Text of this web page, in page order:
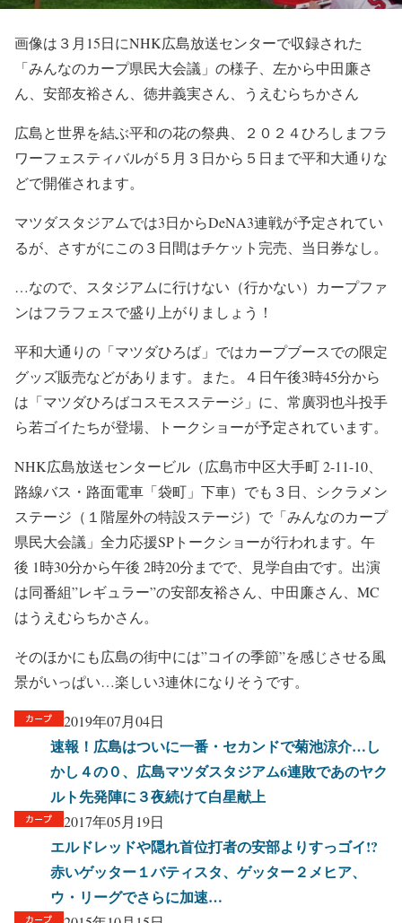
画像は３月15日にNHK広島放送センターで収録された
「みんなのカープ県民大会議」の様子、左から中田廉さ
ん、安部友裕さん、徳井義実さん、うえむらちかさん
広島と世界を結ぶ平和の花の祭典、２０２４ひろしまフラ
ワーフェスティバルが５月３日から５日まで平和大通りな
どで開催されます。
マツダスタジアムでは3日からDeNA3連戦が予定されてい
るが、さすがにこの３日間はチケット完売、当日券なし。
…なので、スタジアムに行けない（行かない）カープファ
ンはフラフェスで盛り上がりましょう！
平和大通りの「マツダひろば」ではカープブースでの限定
グッズ販売などがあります。また。４日午後3時45分から
は「マツダひろばコスモスステージ」に、常廣羽也斗投手
ら若ゴイたちが登場、トークショーが予定されています。
NHK広島放送センタービル（広島市中区大手町 2-11-10、
路線バス・路面電車「袋町」下車）でも３日、シクラメン
ステージ（１階屋外の特設ステージ）で「みんなのカープ
県民大会議」全力応援SPトークショーが行われます。午
後 1時30分から午後 2時20分までで、見学自由です。出演
は同番組”レギュラー”の安部友裕さん、中田廉さん、MC
はうえむらちかさん。
そのほかにも広島の街中には”コイの季節”を感じさせる風
景がいっぱい…楽しい3連休になりそうです。
2019年07月04日
速報！広島はついに一番・セカンドで菊池涼介…し
かし４の０、広島マツダスタジアム6連敗であのヤク
ルト先発陣に３夜続けて白星献上
2017年05月19日
エルドレッドや隠れ首位打者の安部よりすっゴイ!?
赤いゲッター１バティスタ、ゲッター２メヒア、
ウ・リーグでさらに加速…